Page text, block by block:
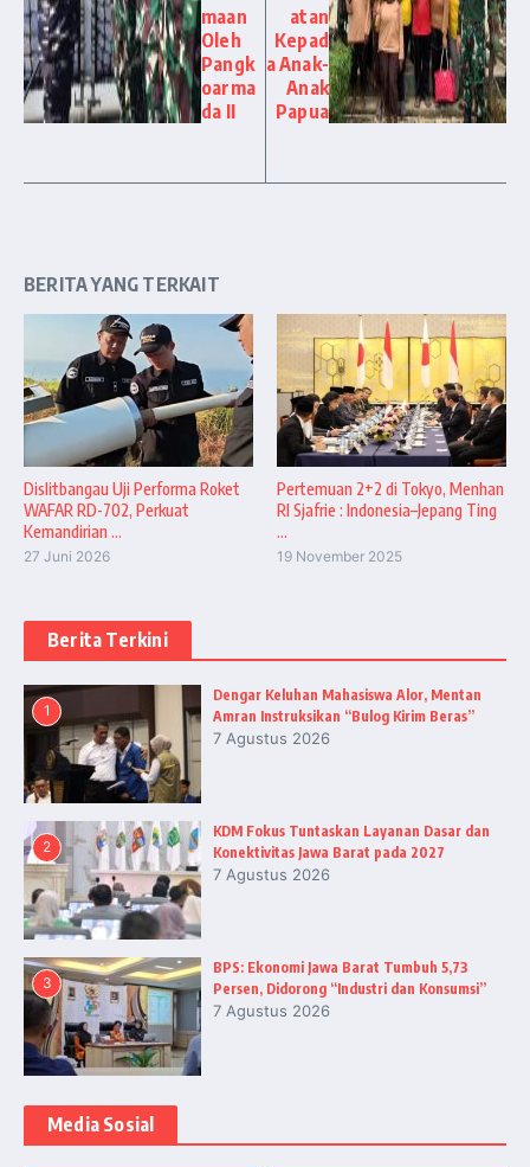
maan
Oleh
Pangk
oarma
da II
atan
Kepad
a Anak-
Anak
Papua
BERITA YANG TERKAIT
Dislitbangau Uji Performa Roket
WAFAR RD-702, Perkuat
Kemandirian ...
27 Juni 2026
Pertemuan 2+2 di Tokyo, Menhan
RI Sjafrie : Indonesia–Jepang Ting
...
19 November 2025
Berita Terkini
1
Dengar Keluhan Mahasiswa Alor, Mentan
Amran Instruksikan “Bulog Kirim Beras”
7 Agustus 2026
2
KDM Fokus Tuntaskan Layanan Dasar dan
Konektivitas Jawa Barat pada 2027
7 Agustus 2026
3
BPS: Ekonomi Jawa Barat Tumbuh 5,73
Persen, Didorong “Industri dan Konsumsi”
7 Agustus 2026
Media Sosial